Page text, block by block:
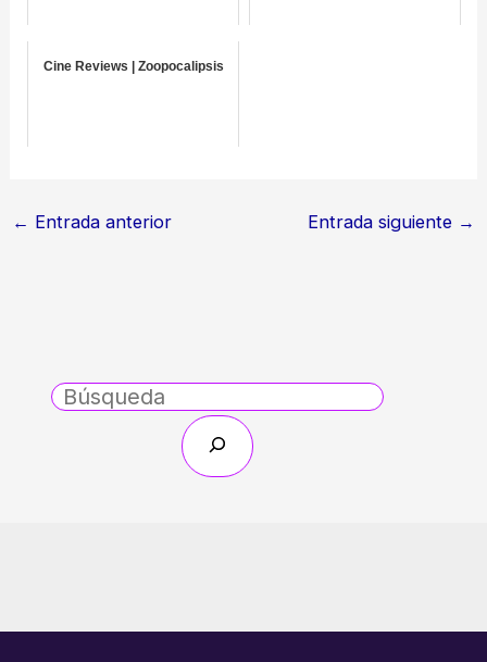
Cine Reviews | Zoopocalipsis
← Entrada anterior Entrada siguiente →